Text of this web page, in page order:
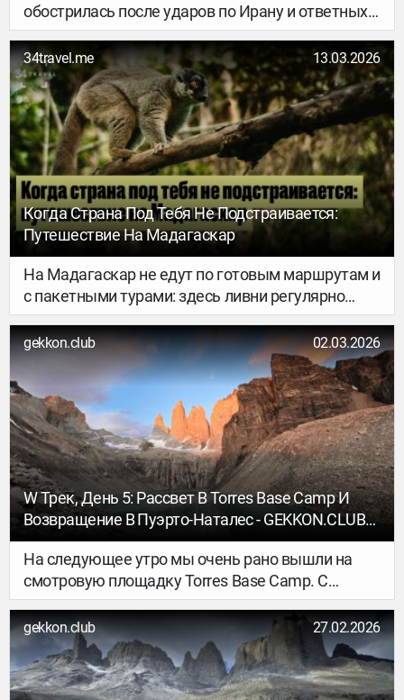
обострилась после ударов по Ирану и ответных
ракетных атак по странам Персидского залива.
34travel.me 13.03.2026
Когда Страна Под Тебя Не Подстраивается:
Путешествие На Мадагаскар
На Мадагаскар не едут по готовым маршрутам и
с пакетными турами: здесь ливни регулярно
размывают дороги, логистика нарушается, а с
местными нужно договариваться без
английского языка. Путешественница Алиса
Головченко (Instagram) побывала на острове и
рассказала, чему он её научил.
gekkon.club 02.03.2026
W Трек, День 5: Рассвет В Torres Base Camp И
Возвращение В Пуэрто-Наталес - GEKKON.CLUB
ТУР
На следующее утро мы очень рано вышли на
смотровую площадку Torres Base Camp. С
погодой снова супер повезло: утром было ясно и
очень красиво. Идти примерно 3,5 км. Мы
вышли около 5 утра и к 7, ровно к рассвету, были
на смотровой. Тайминг рассчитали отлично: и
рассвет долго не ждали (а там было заметно
gekkon.club 27.02.2026